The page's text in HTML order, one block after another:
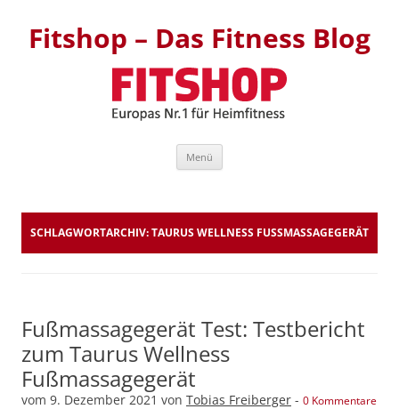
Fitshop – Das Fitness Blog
Menü
SCHLAGWORTARCHIV:TAURUS WELLNESS FUSSMASSAGEGERÄT
Fußmassagegerät Test: Testbericht
zum Taurus Wellness
Fußmassagegerät
vom 9. Dezember 2021 von Tobias Freiberger - 0 Kommentare